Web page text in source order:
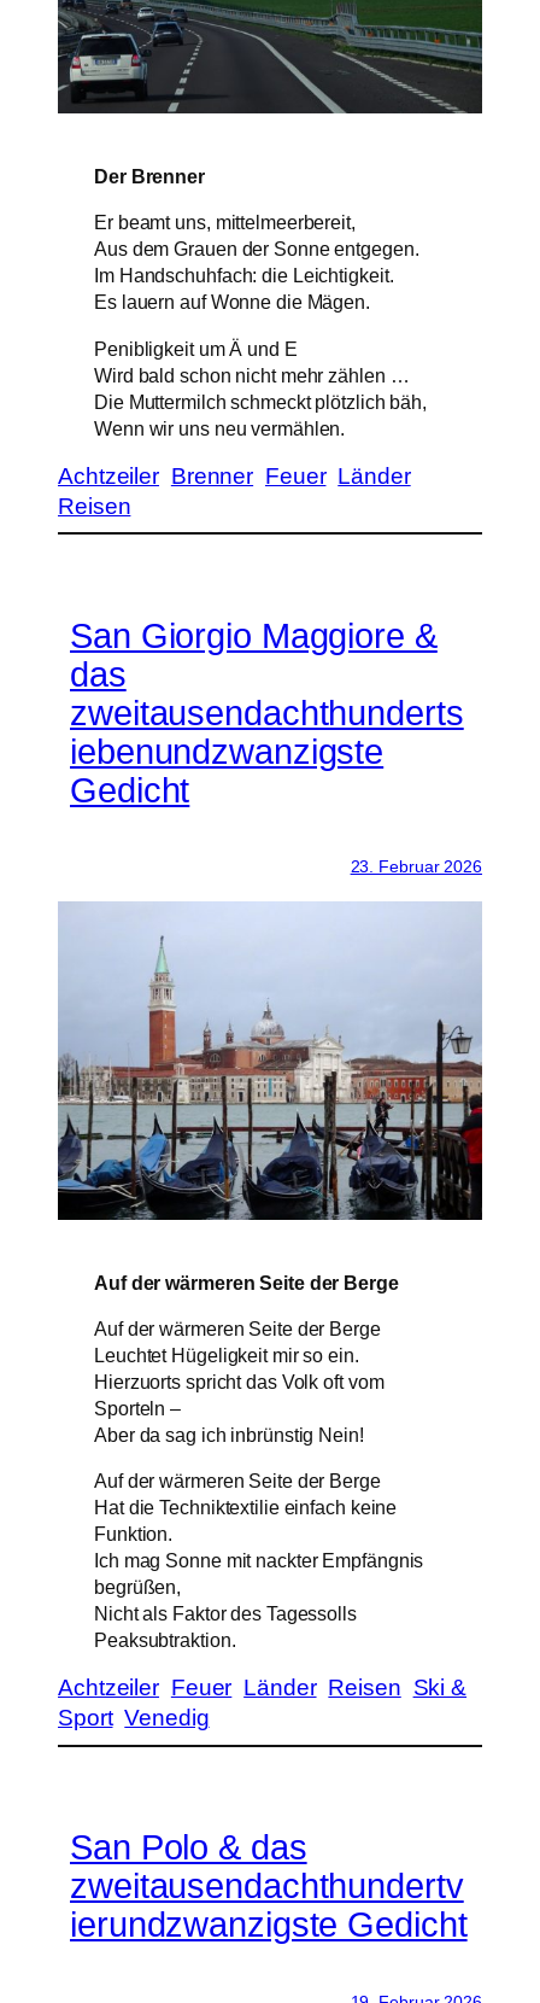
Der Brenner
Er beamt uns, mittelmeerbereit,
Aus dem Grauen der Sonne entgegen.
Im Handschuhfach: die Leichtigkeit.
Es lauern auf Wonne die Mägen.
Penibligkeit um Ä und E
Wird bald schon nicht mehr zählen …
Die Muttermilch schmeckt plötzlich bäh,
Wenn wir uns neu vermählen.
Achtzeiler Brenner Feuer Länder
Reisen
San Giorgio Maggiore &
das
zweitausendachthunderts
iebenundzwanzigste
Gedicht
23. Februar 2026
Auf der wärmeren Seite der Berge
Auf der wärmeren Seite der Berge
Leuchtet Hügeligkeit mir so ein.
Hierzuorts spricht das Volk oft vom
Sporteln –
Aber da sag ich inbrünstig Nein!
Auf der wärmeren Seite der Berge
Hat die Techniktextilie einfach keine
Funktion.
Ich mag Sonne mit nackter Empfängnis
begrüßen,
Nicht als Faktor des Tagessolls
Peaksubtraktion.
Achtzeiler Feuer Länder Reisen Ski &
Sport Venedig
San Polo & das
zweitausendachthundertv
ierundzwanzigste Gedicht